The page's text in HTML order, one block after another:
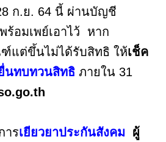
ก.ย. 64 นี้ ผ่านบัญชี
ร้อมเพย์เอาไว้ หาก
แต่ขึ้นไม่ได้รับสิทธิ ให้เช็ค
นทบทวนสิทธิ ภายใน 31
ารเยียวยาประกันสังคม
ผู้